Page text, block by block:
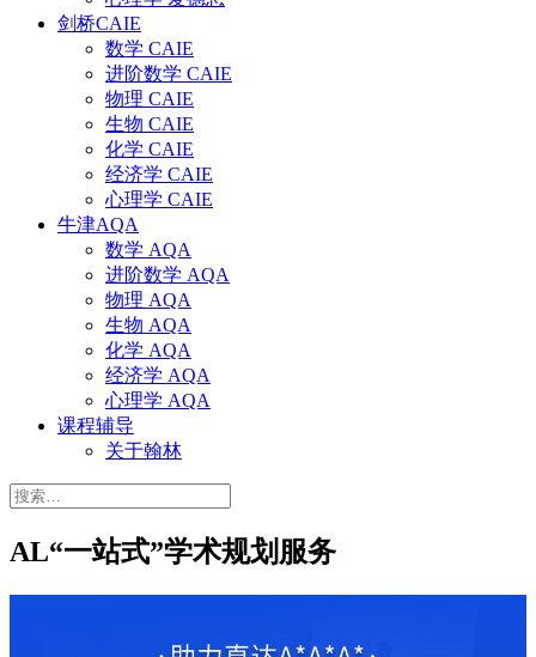
剑桥CAIE
数学 CAIE
进阶数学 CAIE
物理 CAIE
生物 CAIE
化学 CAIE
经济学 CAIE
心理学 CAIE
牛津AQA
数学 AQA
进阶数学 AQA
物理 AQA
生物 AQA
化学 AQA
经济学 AQA
心理学 AQA
课程辅导
关于翰林
搜
AL“一站式”学术规划服务